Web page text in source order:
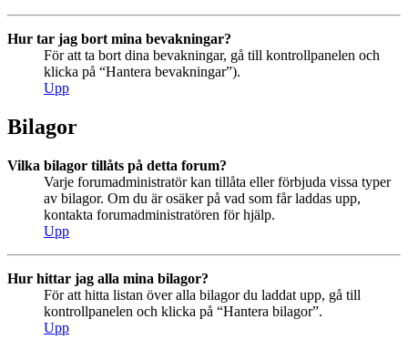
Hur tar jag bort mina bevakningar?
För att ta bort dina bevakningar, gå till kontrollpanelen och
klicka på “Hantera bevakningar”).
Upp
Bilagor
Vilka bilagor tillåts på detta forum?
Varje forumadministratör kan tillåta eller förbjuda vissa typer
av bilagor. Om du är osäker på vad som får laddas upp,
kontakta forumadministratören för hjälp.
Upp
Hur hittar jag alla mina bilagor?
För att hitta listan över alla bilagor du laddat upp, gå till
kontrollpanelen och klicka på “Hantera bilagor”.
Upp